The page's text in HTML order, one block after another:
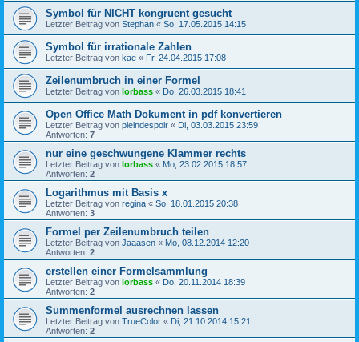
Symbol für NICHT kongruent gesucht
Letzter Beitrag von Stephan « So, 17.05.2015 14:15
Symbol für irrationale Zahlen
Letzter Beitrag von kae « Fr, 24.04.2015 17:08
Zeilenumbruch in einer Formel
Letzter Beitrag von lorbass « Do, 26.03.2015 18:41
Open Office Math Dokument in pdf konvertieren
Letzter Beitrag von pleindespoir « Di, 03.03.2015 23:59
Antworten: 7
nur eine geschwungene Klammer rechts
Letzter Beitrag von lorbass « Mo, 23.02.2015 18:57
Antworten: 2
Logarithmus mit Basis x
Letzter Beitrag von regina « So, 18.01.2015 20:38
Antworten: 3
Formel per Zeilenumbruch teilen
Letzter Beitrag von Jaaasen « Mo, 08.12.2014 12:20
Antworten: 2
erstellen einer Formelsammlung
Letzter Beitrag von lorbass « Do, 20.11.2014 18:39
Antworten: 2
Summenformel ausrechnen lassen
Letzter Beitrag von TrueColor « Di, 21.10.2014 15:21
Antworten: 2